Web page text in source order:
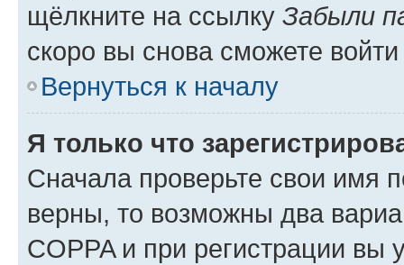
щёлкните на ссылку Забыли
скоро вы снова сможете
Вернуться к началу
Я только что
Сначала проверьте свои имя
верны, то возможны два
COPPA и при регистрации вы